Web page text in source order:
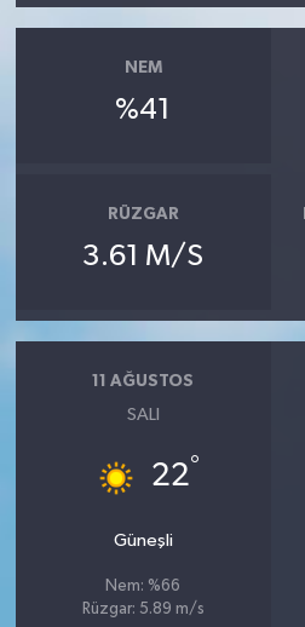
NEM
%41
RÜZGAR
3.61 M/S
11 AĞUSTOS
SALI
22°
Güneşli
Nem: %66
Rüzgar: 5.89 m/s